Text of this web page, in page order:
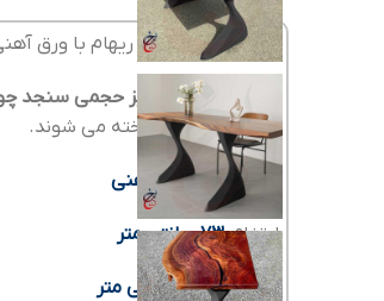
پایه میز فلزی طرح ریهام با ورق
نسل جدید پایه میز حجمی سنجد
الکترواستاتیک ساخته می شوند.
جنس پایه:ورق آهنی
ارتفاع:73 سانتی متر
عرض بالا:38 سانتی متر